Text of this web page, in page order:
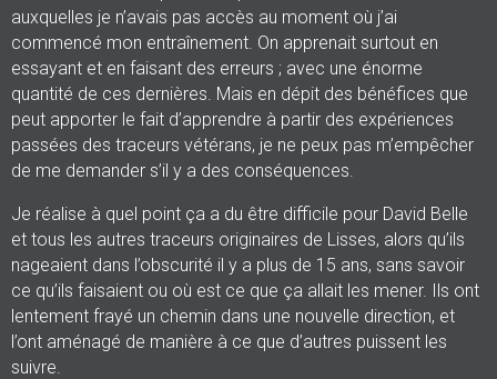
auxquelles je n’avais pas accès au moment où j’ai
commencé mon entraînement. On apprenait surtout en
essayant et en faisant des erreurs ; avec une énorme
quantité de ces dernières. Mais en dépit des bénéfices que
peut apporter le fait d’apprendre à partir des expériences
passées des traceurs vétérans, je ne peux pas m’empêcher
de me demander s’il y a des conséquences.
Je réalise à quel point ça a du être difficile pour David Belle
et tous les autres traceurs originaires de Lisses, alors qu’ils
nageaient dans l’obscurité il y a plus de 15 ans, sans savoir
ce qu’ils faisaient ou où est ce que ça allait les mener. Ils ont
lentement frayé un chemin dans une nouvelle direction, et
l’ont aménagé de manière à ce que d’autres puissent les
suivre.